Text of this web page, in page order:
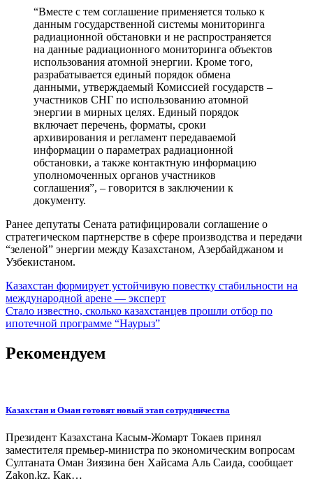
“Вместе с тем соглашение применяется только к
данным государственной системы мониторинга
радиационной обстановки и не распространяется
на данные радиационного мониторинга объектов
использования атомной энергии. Кроме того,
разрабатывается единый порядок обмена
данными, утверждаемый Комиссией государств –
участников СНГ по использованию атомной
энергии в мирных целях. Единый порядок
включает перечень, форматы, сроки
архивирования и регламент передаваемой
информации о параметрах радиационной
обстановки, а также контактную информацию
уполномоченных органов участников
соглашения”, – говорится в заключении к
документу.
Ранее депутаты Сената ратифицировали соглашение о
стратегическом партнерстве в сфере производства и передачи
“зеленой” энергии между Казахстаном, Азербайджаном и
Узбекистаном.
Навигация
по
записям
Казахстан формирует устойчивую повестку стабильности на
международной арене — эксперт
Стало известно, сколько казахстанцев прошли отбор по
ипотечной программе “Наурыз”
Рекомендуем
Казахстан и Оман готовят новый этап сотрудничества
Президент Казахстана Касым-Жомарт Токаев принял
заместителя премьер-министра по экономическим вопросам
Султаната Оман Зиязина бен Хайсама Аль Саида, сообщает
Zakon.kz. Как…